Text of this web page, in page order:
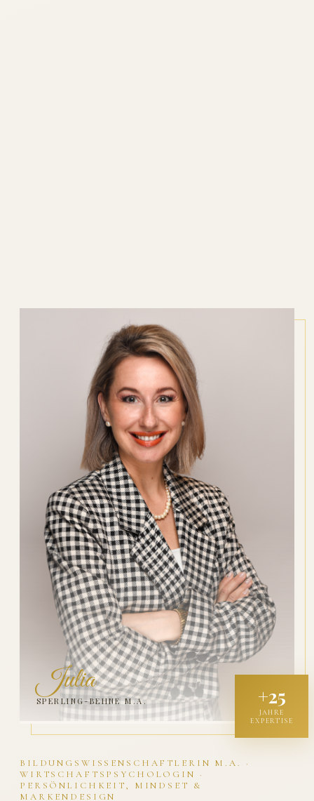
BILDUNGSWISSENSCHAFTLERIN M.A. ·
WIRTSCHAFTSPSYCHOLOGIN ·
PERSÖNLICHKEIT, MINDSET &
MARKENDESIGN
Julia
SPERLING-BEHNE M.A. +25
JAHRE
EXPERTISE